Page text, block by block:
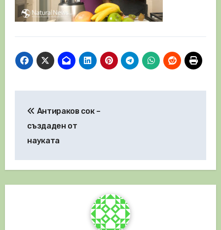
Антираков сок –
създаден от
науката